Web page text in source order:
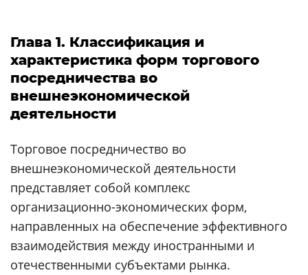
Глава 1. Классификация и
характеристика форм торгового
посредничества во
внешнеэкономической
деятельности
Торговое посредничество во
внешнеэкономической деятельности
представляет собой комплекс
организационно-экономических форм,
направленных на обеспечение эффективного
взаимодействия между иностранными и
отечественными субъектами рынка.